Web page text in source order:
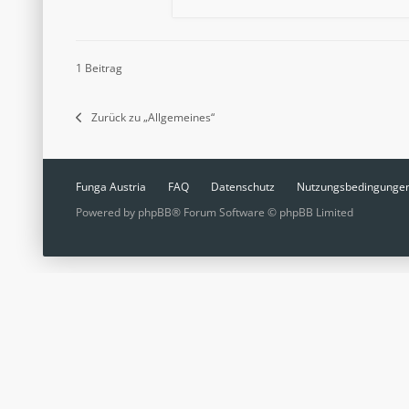
1 Beitrag
Zurück zu „Allgemeines“
Funga Austria FAQ Datenschutz
Powered by phpBB® Forum Software © phpBB Limited